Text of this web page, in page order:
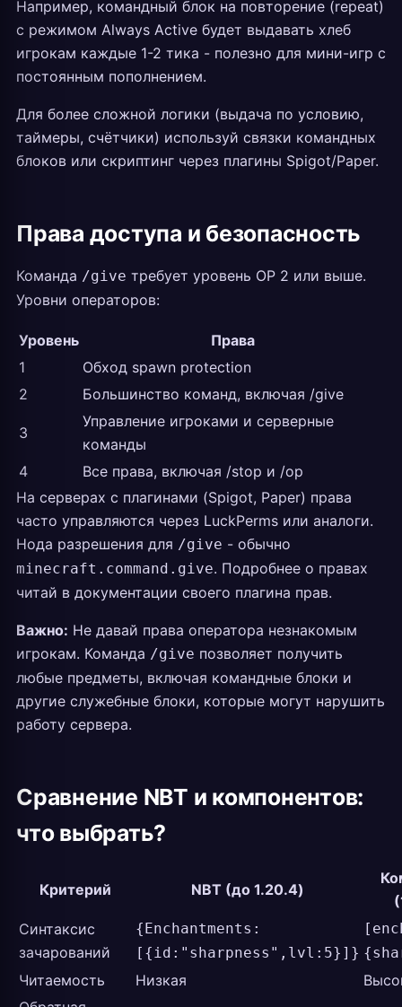
Например, командный блок на повторение (repeat)
с режимом Always Active будет выдавать хлеб
игрокам каждые 1-2 тика - полезно для мини-игр с
постоянным пополнением.
Для более сложной логики (выдача по условию,
таймеры, счётчики) используй связки командных
блоков или скриптинг через плагины Spigot/Paper.
Права доступа и безопасность
Команда /give требует уровень OP 2 или выше.
Уровни операторов:
Уровень
Права
1
Обход spawn protection
2
Большинство команд, включая /give
3
Управление игроками и серверные
команды
4
Все права, включая /stop и /op
На серверах с плагинами (Spigot, Paper) права
часто управляются через LuckPerms или аналоги.
Нода разрешения для /give - обычно
minecraft.command.give. Подробнее о правах
читай в документации своего плагина прав.
Важно: Не давай права оператора незнакомым
игрокам. Команда /give позволяет получить
любые предметы, включая командные блоки и
другие служебные блоки, которые могут нарушить
работу сервера.
Сравнение NBT и компонентов:
что выбрать?
Критерий NBT (до 1.20.4)
Синтаксис
зачарований
{Enchantments:
[{id:"sharpness",lvl:5}]}
Читаемость Низкая